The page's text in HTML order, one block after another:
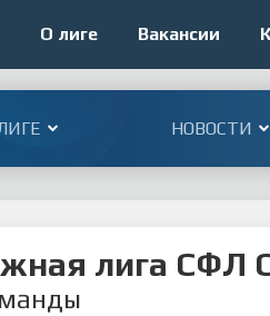
О лиге Вакансии
НОВОСТИ
лига СФЛ